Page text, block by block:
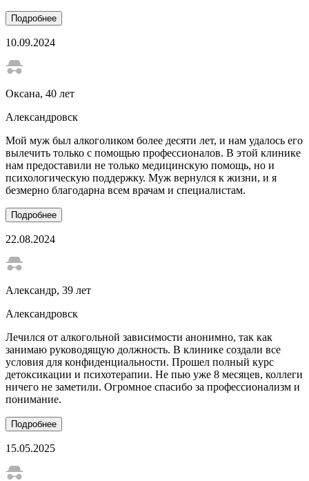
Подробнее
10.09.2024
Оксана, 40 лет
Александровск
Мой муж был алкоголиком более десяти лет, и нам удалось его
вылечить только с помощью профессионалов. В этой клинике
нам предоставили не только медицинскую помощь, но и
психологическую поддержку. Муж вернулся к жизни, и я
безмерно благодарна всем врачам и специалистам.
Подробнее
22.08.2024
Александр, 39 лет
Александровск
Лечился от алкогольной зависимости анонимно, так как
занимаю руководящую должность. В клинике создали все
условия для конфиденциальности. Прошел полный курс
детоксикации и психотерапии. Не пью уже 8 месяцев, коллеги
ничего не заметили. Огромное спасибо за профессионализм и
понимание.
Подробнее
15.05.2025